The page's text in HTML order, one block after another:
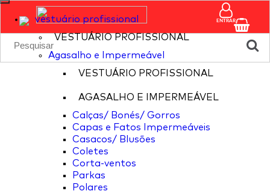
vestuário profissional
VESTUÁRIO PROFISSIONAL
Agasalho e Impermeável
VESTUÁRIO PROFISSIONAL
AGASALHO E IMPERMEÁVEL
Calças/ Bonés/ Gorros
Capas e Fatos Impermeáveis
Casacos/ Blusões
Coletes
Corta-ventos
Parkas
Polares
ENTRAR